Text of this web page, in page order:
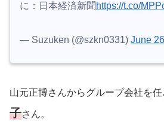
に：日本経済新聞 https://t.co/
— Suzuken (@szkn0331) June
山元正博さんからグループ会社を任
子さん。